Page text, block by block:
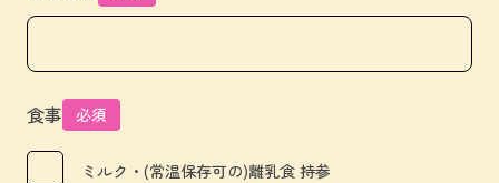
食事 必須
ミルク・(常温保存可の)離乳食 持参